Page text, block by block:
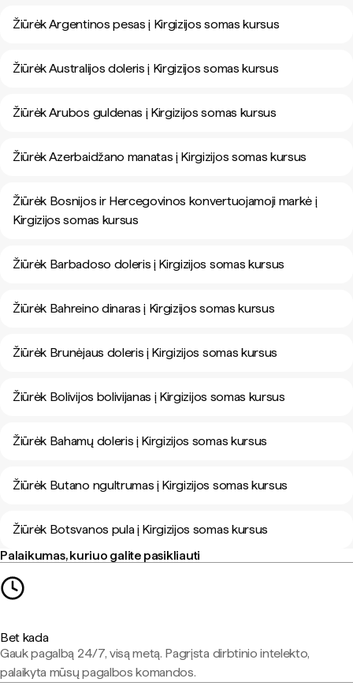
Žiūrėk Argentinos pesas į Kirgizijos somas kursus
Žiūrėk Australijos doleris į Kirgizijos somas kursus
Žiūrėk Arubos guldenas į Kirgizijos somas kursus
Žiūrėk Azerbaidžano manatas į Kirgizijos somas kursus
Žiūrėk Bosnijos ir Hercegovinos konvertuojamoji markė į
Kirgizijos somas kursus
Žiūrėk Barbadoso doleris į Kirgizijos somas kursus
Žiūrėk Bahreino dinaras į Kirgizijos somas kursus
Žiūrėk Brunėjaus doleris į Kirgizijos somas kursus
Žiūrėk Bolivijos bolivijanas į Kirgizijos somas kursus
Žiūrėk Bahamų doleris į Kirgizijos somas kursus
Žiūrėk Butano ngultrumas į Kirgizijos somas kursus
Žiūrėk Botsvanos pula į Kirgizijos somas kursus
Palaikumas, kuriuo galite pasikliauti
Bet kada
Gauk pagalbą 24/7, visą metą. Pagrįsta dirbtinio intelekto,
palaikyta mūsų pagalbos komandos.